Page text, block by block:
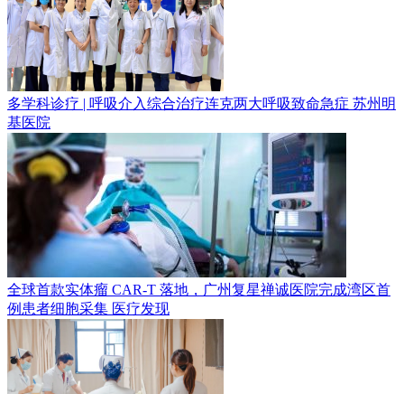
多学科诊疗 | 呼吸介入综合治疗连克两大呼吸致命急症 苏州明
基医院
全球首款实体瘤 CAR-T 落地，广州复星禅诚医院完成湾区首
例患者细胞采集 医疗发现